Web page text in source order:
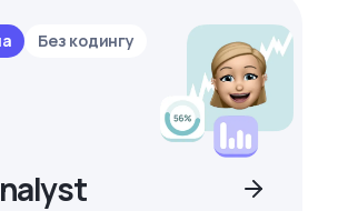
Без кодингу